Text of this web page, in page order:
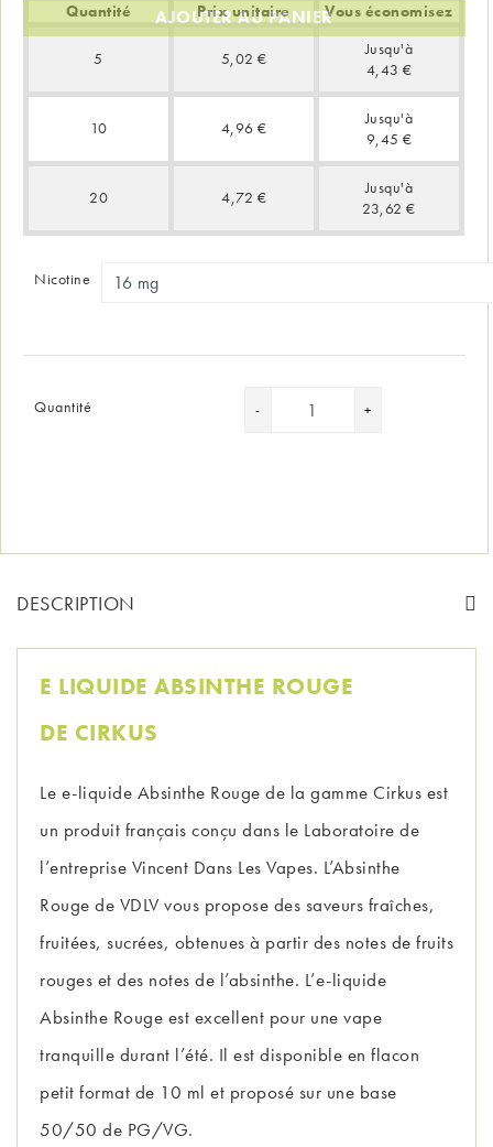
Quantité Prix unitaire Vous économisez
5 5,02 €
Jusqu'à
4,43 €
10 4,96 €
Jusqu'à
9,45 €
20 4,72 €
Jusqu'à
23,62 €
Nicotine
Quantité
AJOUTER AU PANIER
DESCRIPTION
E LIQUIDE ABSINTHE ROUGE
DE CIRKUS
Le e-liquide Absinthe Rouge de la gamme Cirkus est
un produit français conçu dans le Laboratoire de
l’entreprise Vincent Dans Les Vapes. L’Absinthe
Rouge de VDLV vous propose des saveurs fraîches,
fruitées, sucrées, obtenues à partir des notes de fruits
rouges et des notes de l’absinthe. L’e-liquide
Absinthe Rouge est excellent pour une vape
tranquille durant l’été. Il est disponible en flacon
petit format de 10 ml et proposé sur une base
50/50 de PG/VG.